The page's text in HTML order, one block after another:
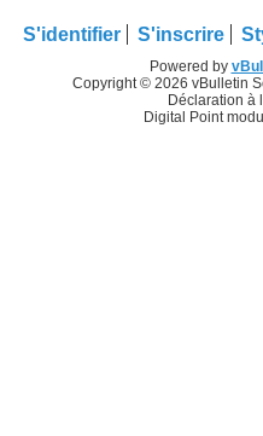
S'identifier S'inscrire
Powered by
Copyright © 2026 vBulletin
Déclaration à
Digital Point